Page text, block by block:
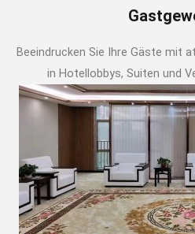
Beeindrucken Sie Ihre Gäste mit
in Hotellobbys, Suiten und